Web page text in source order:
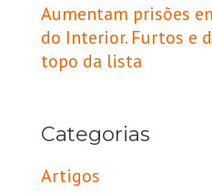
Aumentam prisões
do Interior. Furtos e
topo da lista
Categorias
Artigos